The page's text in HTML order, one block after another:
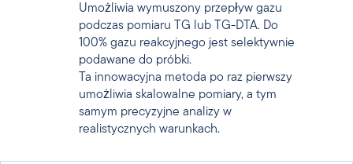
Umożliwia wymuszony przepływ gazu
podczas pomiaru TG lub TG-DTA. Do
100% gazu reakcyjnego jest selektywnie
podawane do próbki.
Ta innowacyjna metoda po raz pierwszy
umożliwia skalowalne pomiary, a tym
samym precyzyjne analizy w
realistycznych warunkach.